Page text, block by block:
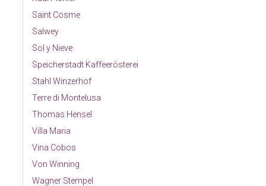
Saint Cosme
Salwey
Sol y Nieve
Speicherstadt Kaffeerösterei
Stahl Winzerhof
Terre di Montelusa
Thomas Hensel
Villa Maria
Vina Cobos
Von Winning
Wagner Stempel